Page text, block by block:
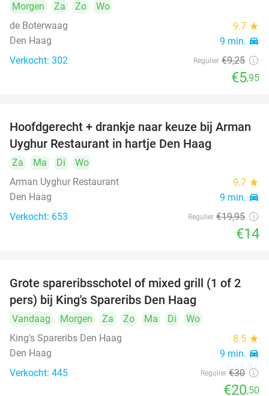
Morgen Za Zo
Wo
de Boterwaag
9.7 star
Den Haag 9 min. directions_car
Verkocht: 302 Regulier €9,25
€5,95
30%
Hoofdgerecht + drankje naar keuze bij Arman
Uyghur Restaurant in hartje Den Haag
Za Ma Di
Wo
Arman Uyghur Restaurant
9.7 star
Den Haag 9 min. directions_car
Verkocht: 653 Regulier €19,95
€14
32%
Grote spareribsschotel of mixed grill (1 of 2
pers) bij King's Spareribs Den Haag
Vandaag Morgen Za Zo Ma Di
Wo
King's Spareribs Den Haag
8.5 star
Den Haag 9 min. directions_car
Verkocht: 445 Regulier €30
€20,50